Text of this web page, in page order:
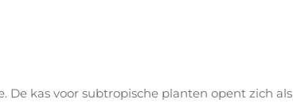
kas voor subtropische planten opent zich als